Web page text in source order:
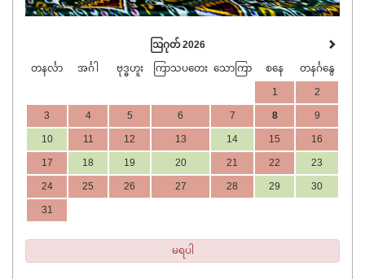
ဩဂုတ် 2026
တနင်္လာ အင်္ဂါ ဗုဒ္ဓဟူး ကြာသပတေး သောကြာ စနေ တနင်္ဂနွေ
1 2
3 4 5 6 7 8 9
10 11 12 13 14 15 16
17 18 19 20 21 22 23
24 25 26 27 28 29 30
31
မရပါ